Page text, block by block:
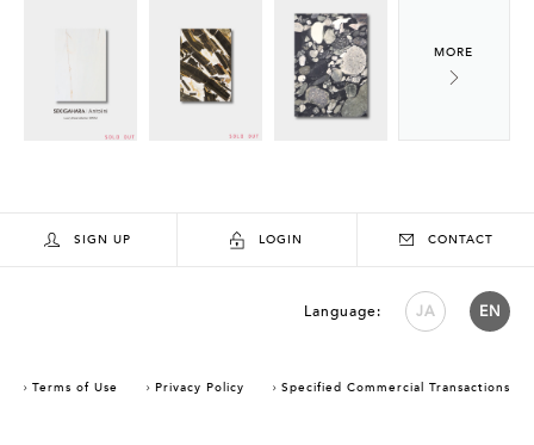
SIGN UP LOGIN CONTACT
Language: JA EN
Terms of Use Privacy Policy Specified Commercial Transactions